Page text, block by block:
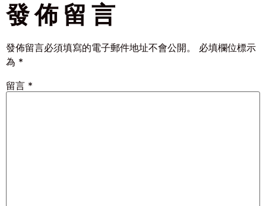
發佈留言
發佈留言必須填寫的電子郵件地址不會公開。
必填欄位標示
為 *
留言 *